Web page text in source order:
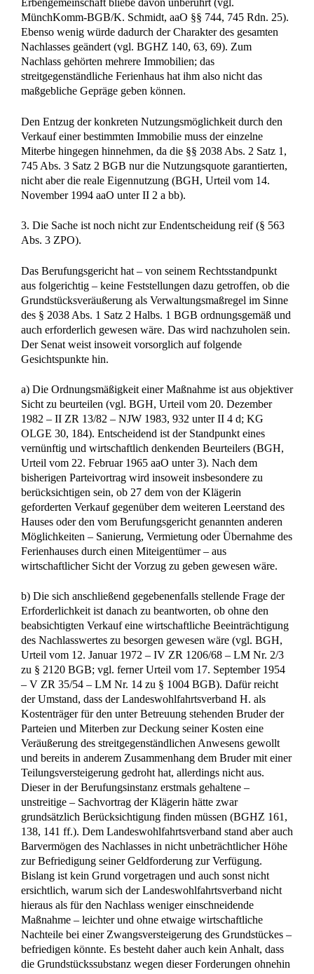
nach dem Erbfall damit in ihrer Eigenschaft als Miterbin
befassten Beklagten muss eine gewisse Überlegungsfrist
zugebilligt werden, wie aus ihrer Sicht mit der Immobilie
verfahren werden soll.
Dr. Christian Gerd Kotz
Rechtsanwalt. Als versierter Erbrechtsexperte gestaltet er
Testamente, Erbverträge und begleitet Erbstreitigkeiten. Zwei
sein Profil ab – praxisnah, durchsetzungsstark und bundesweit
für Mandanten im Einsatz.
Hinweis:
Informationen in unserem Internetangebot dienen
lediglich Informationszwecken. Sie stellen keine Rechtsberatung
dar und können eine individuelle rechtliche Beratung auch nicht
ersetzen, welche die Besonderheiten des jeweiligen Einzelfalles
berücksichtigt. Ebenso kann sich die aktuelle Rechtslage durch
aktuelle Urteile und Gesetze zwischenzeitlich geändert haben.
Benötigen Sie eine rechtssichere Auskunft oder eine
persönliche Rechtsberatung, kontaktieren Sie uns bitte.
Unsere Hilfe im Erbrecht
Wir sind Ihr Ansprechpartner in Sachen Erbrecht.
Vom rechtssicheren Testament über den
Pflichtteilsanspruch bis hin zur Erbausschlagung.
02732 - 791079
Kontakt